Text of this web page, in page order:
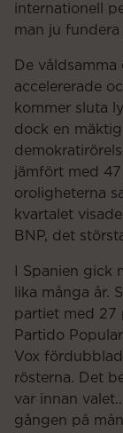
internationell
man ju fundera
De
accelererade
kommer sluta
dock en
jämfört med
oroligheterna
kvartalet
BNP, det
I Spanien gick
lika många år.
partiet med 27
Partido
Vox
rösterna. Det
var innan
gången på